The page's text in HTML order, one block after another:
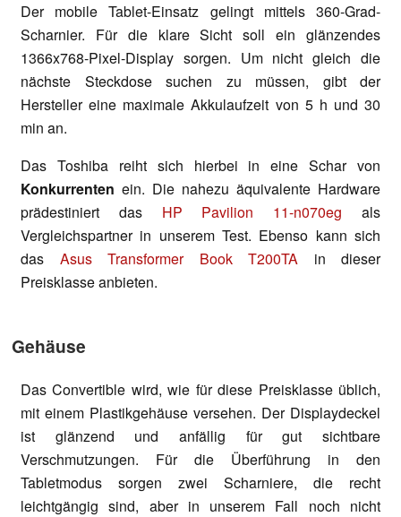
Der mobile Tablet-Einsatz gelingt mittels 360-Grad-
Scharnier. Für die klare Sicht soll ein glänzendes
1366x768-Pixel-Display sorgen. Um nicht gleich die
nächste Steckdose suchen zu müssen, gibt der
Hersteller eine maximale Akkulaufzeit von 5 h und 30
min an.
Das Toshiba reiht sich hierbei in eine Schar von
Konkurrenten ein. Die nahezu äquivalente Hardware
prädestiniert das HP Pavilion 11-n070eg als
Vergleichspartner in unserem Test. Ebenso kann sich
das Asus Transformer Book T200TA in dieser
Preisklasse anbieten.
Gehäuse
Das Convertible wird, wie für diese Preisklasse üblich,
mit einem Plastikgehäuse versehen. Der Displaydeckel
ist glänzend und anfällig für gut sichtbare
Verschmutzungen. Für die Überführung in den
Tabletmodus sorgen zwei Scharniere, die recht
leichtgängig sind, aber in unserem Fall noch nicht